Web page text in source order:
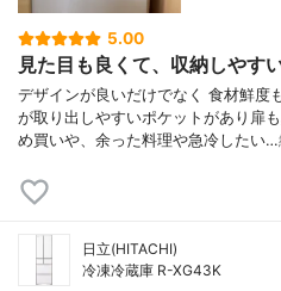
5.00
見た目も良くて、収納しやす
デザインが良いだけでなく 食材鮮度
が取り出しやすいポケットがあり扉
め買いや、余った料理や急冷したい…
日立(HITACHI)
冷凍冷蔵庫 R-XG43K